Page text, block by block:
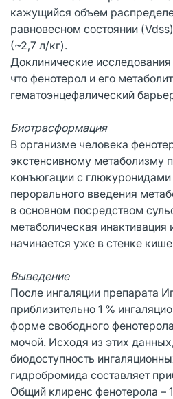
кажущийся объем
равновесном состоянии
(~2,7 л/кг).
Доклинические
что фенотерол и его
гематоэнцефалический
Биотрасформация
В организме человека
экстенсивному метаболизму
конъюгации с
перорального введения
в основном посредством
метаболическая инактивация
начинается уже в стенке
Выведение
После ингаляции препарата
приблизительно 1 %
форме свободного
мочой. Исходя из этих
биодоступность
гидробромида составляет
Общий клиренс фенотерола –